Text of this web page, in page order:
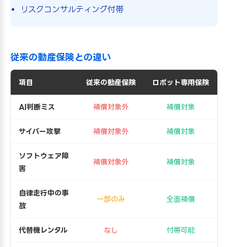
リスクコンサルティング付帯
従来の動産保険との違い
項目 従来の動産保険 ロボット専用保険
AI判断ミス 補償対象外 補償対象
サイバー攻撃 補償対象外 補償対象
ソフトウェア障
害
補償対象外 補償対象
自律走行中の事
故
一部のみ 全面補償
代替機レンタル なし 付帯可能